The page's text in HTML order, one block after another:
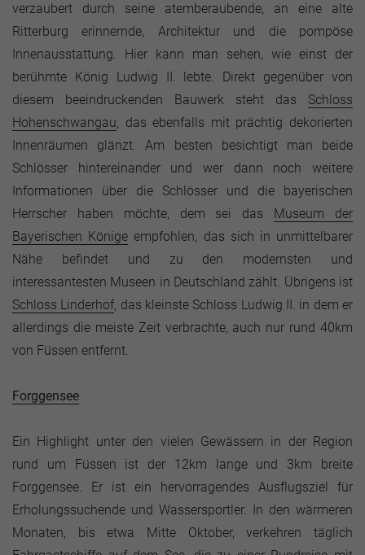
verzaubert durch seine atemberaubende, an eine alte
Ritterburg erinnernde, Architektur und die pompöse
Innenausstattung. Hier kann man sehen, wie einst der
berühmte König Ludwig II. lebte. Direkt gegenüber von
diesem beeindruckenden Bauwerk steht das Schloss
Hohenschwangau, das ebenfalls mit prächtig dekorierten
Innenräumen glänzt. Am besten besichtigt man beide
Schlösser hintereinander und wer dann noch weitere
Informationen über die Schlösser und die bayerischen
Herrscher haben möchte, dem sei das Museum der
Bayerischen Könige empfohlen, das sich in unmittelbarer
Nähe befindet und zu den modernsten und
interessantesten Museen in Deutschland zählt. Übrigens ist
Schloss Linderhof, das kleinste Schloss Ludwig II. in dem er
allerdings die meiste Zeit verbrachte, auch nur rund 40km
von Füssen entfernt.
Forggensee
Ein Highlight unter den vielen Gewässern in der Region
rund um Füssen ist der 12km lange und 3km breite
Forggensee. Er ist ein hervorragendes Ausflugsziel für
Erholungssuchende und Wassersportler. In den wärmeren
Monaten, bis etwa Mitte Oktober, verkehren täglich